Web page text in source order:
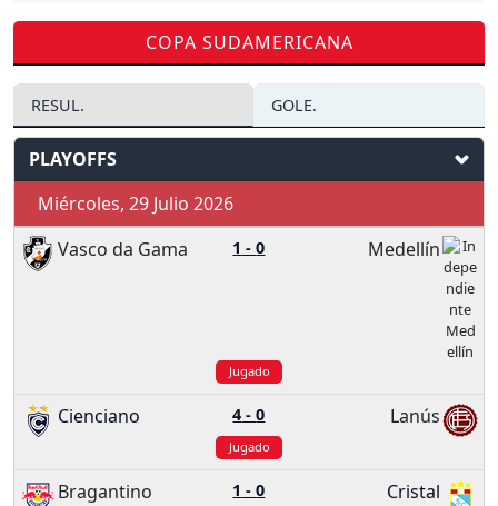
COPA SUDAMERICANA
RESUL. GOLE.
PLAYOFFS
Miércoles, 29 Julio 2026
Vasco da Gama
1 -0 Medellín
Jugado
Cienciano 4 -0 Lanús
Jugado
Bragantino 1 -0 Cristal